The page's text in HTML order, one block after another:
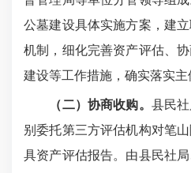
公墓建设具体实施方案，建
机制，细化完善资产评估、
建设等工作措施，确实落实主
（二）协商收购。 县民
别委托第三方评估机构对笔
具资产评估报告。由县民社